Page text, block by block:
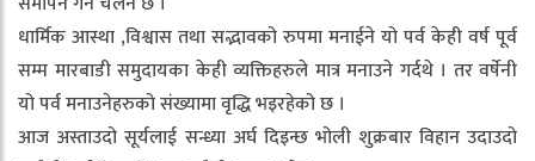
धार्मिक आस्था ,विश्वास तथा सद्भावको रुपमा मनाईने यो पर्व केही वर्ष पूर्व
सम्म मारबाडी समुदायका केही व्यक्तिहरुले मात्र मनाउने गर्दथे । तर वर्षेनी
यो पर्व मनाउनेहरुको संख्यामा वृद्धि भइरहेको छ ।
आज अस्ताउदो सूर्यलाई सन्ध्या अर्घ दिइन्छ भोली शुक्रबार विहान उदाउदो